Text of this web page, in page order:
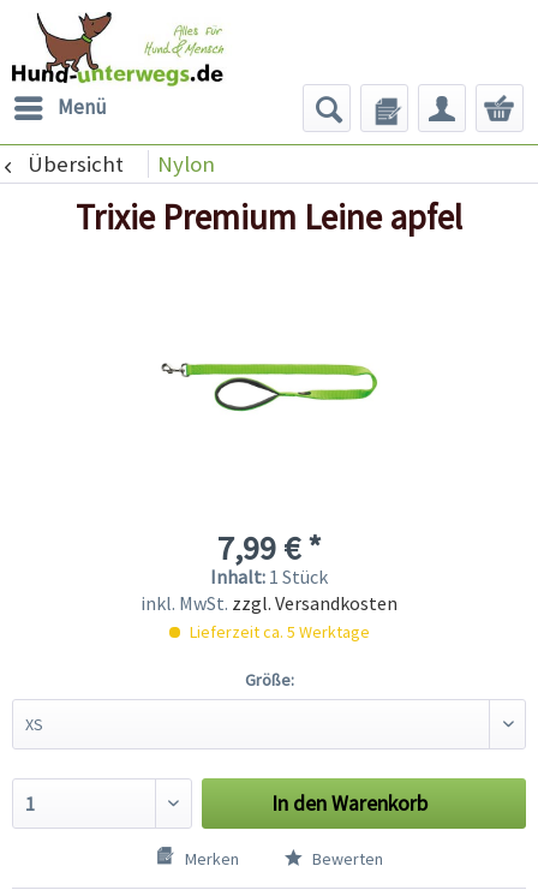
Menü
Übersicht Nylon
Trixie Premium Leine apfel
7,99 € *
Inhalt: 1 Stück
inkl. MwSt. zzgl. Versandkosten
Lieferzeit ca. 5 Werktage
Größe:
In denWarenkorb
Merken Bewerten